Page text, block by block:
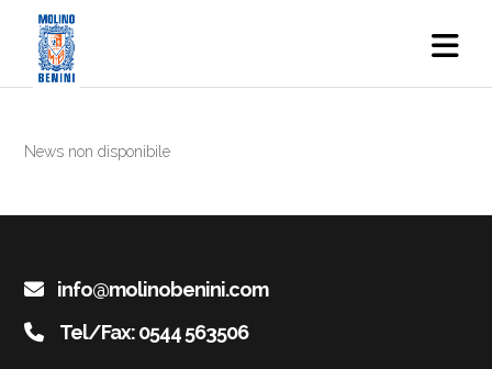
News non disponibile
info@molinobenini.com
Tel/Fax: 0544 563506